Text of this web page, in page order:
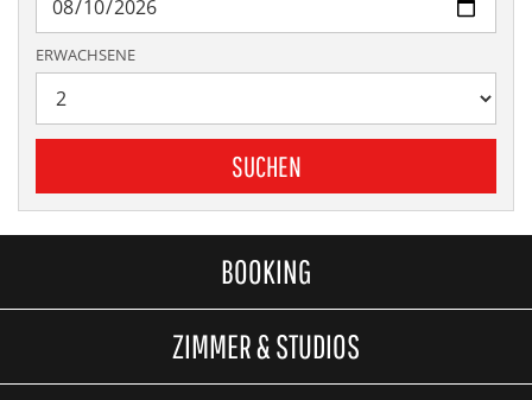
ERWACHSENE
SUCHEN
BOOKING
ZIMMER & STUDIOS